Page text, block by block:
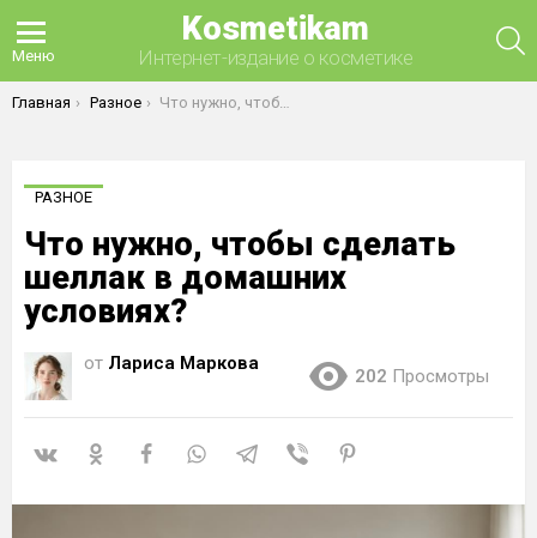
Меню
Kosmetikam
Интернет-издание о косметике
Вы здесь:
Главная Разное Что нужно, чтобы сделать шеллак в домашних условиях?
РАЗНОЕ
Что нужно, чтобы сделать
шеллак в домашних
условиях?
от Лариса Маркова
202 Просмотры